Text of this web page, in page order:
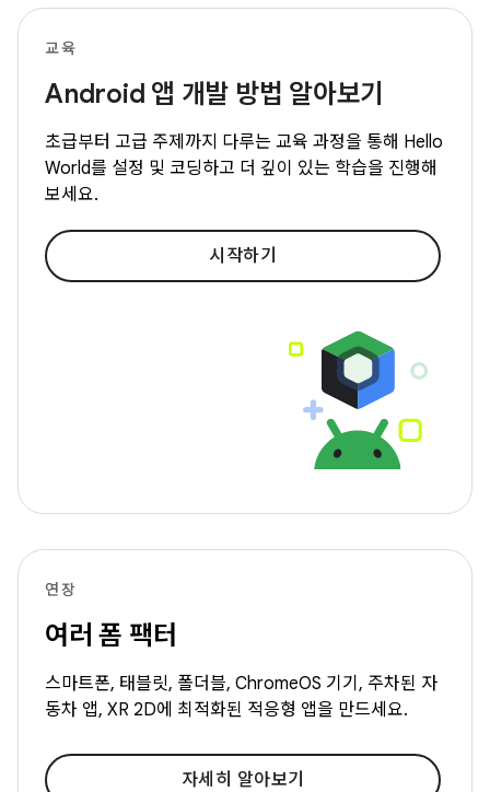
교육
Android 앱 개발 방법 알아보기
초급부터 고급 주제까지 다루는 교육 과정을 통해 Hello
World를 설정 및 코딩하고 더 깊이 있는 학습을 진행해
보세요.
시작하기
연장
여러 폼 팩터
스마트폰, 태블릿, 폴더블, ChromeOS 기기, 주차된 자
동차 앱, XR 2D에 최적화된 적응형 앱을 만드세요.
자세히 알아보기